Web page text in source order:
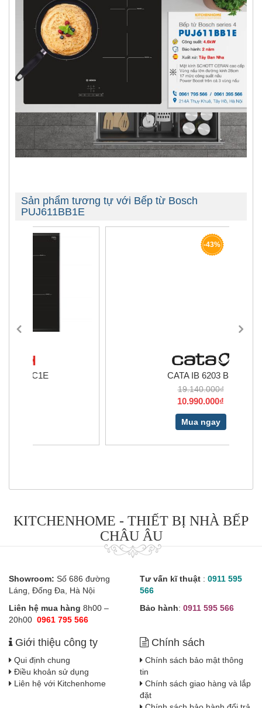
Sản phẩm tương tự với Bếp từ Bosch
PUJ611BB1E
KITCHENHOME - THIẾT BỊ NHÀ BẾP
CHÂU ÂU
Showroom: Số 686 đường
Láng, Đống Đa, Hà Nội
Liên hệ mua hàng 8h00 –
20h00 0961 795 566
Tư vấn kĩ thuật : 0911 595
566
Bảo hành: 0911 595 566
Giới thiệu công ty
Qui định chung
Điều khoản sử dụng
Liên hệ với Kitchenhome
Chính sách
Chính sách bảo mật thông
tin
Chính sách giao hàng và lắp
đặt